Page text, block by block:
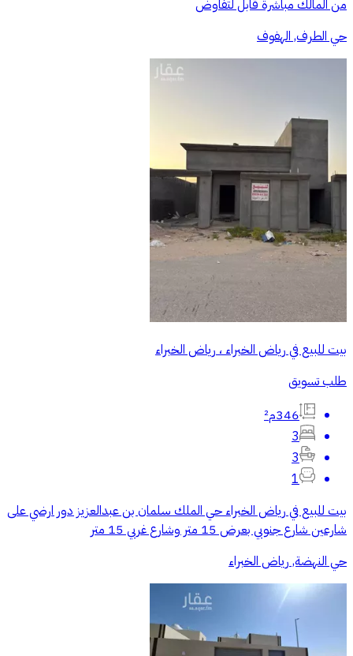
من المالك مباشرة قابل لتفاوض
حي الطرف, الهفوف
بيت للبيع في رياض الخبراء ، رياض الخبراء
طلب تسويق
346م²
3
3
1
بيت للبيع في رياض الخبراء حي الملك سلمان بن عبدالعزيز دور ارضي على
شارعين شارع جنوبي بعرض 15 متر وشارع غربي 15 متر
حي النهضة, رياض الخبراء